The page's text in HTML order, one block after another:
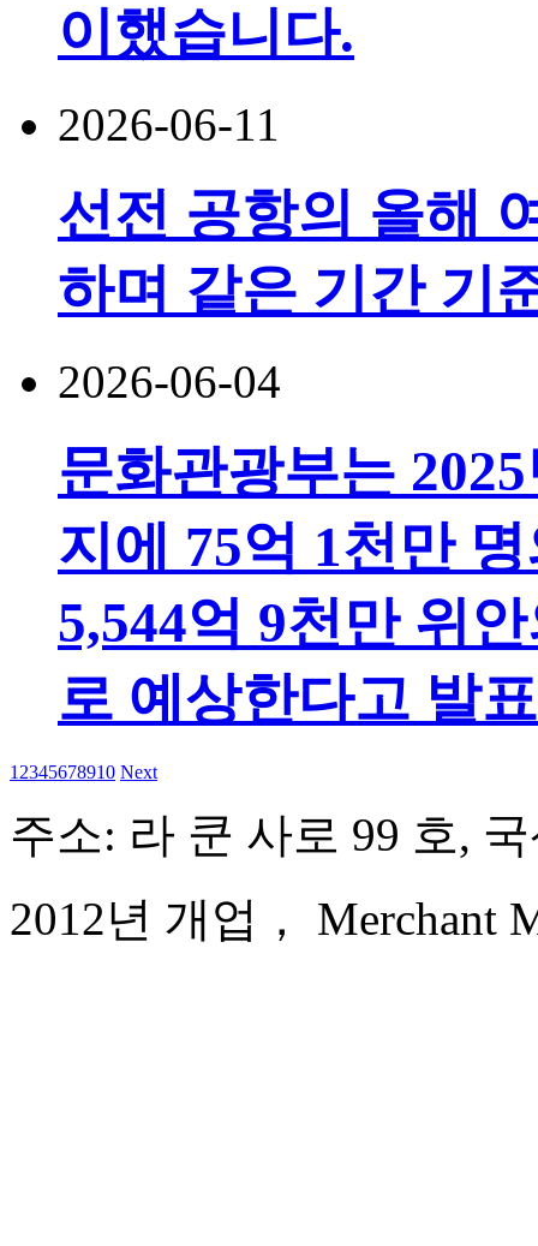
이했습니다.
2026-06-11
선전 공항의 올해
하며 같은 기간 기
2026-06-04
문화관광부는
지에 75억 1천만
5,544억 9천만 위
로 예상한다고 발
1 2345678910 Next
주소: 라 쿤 사로 99 호,
2012년 개업， Merchant